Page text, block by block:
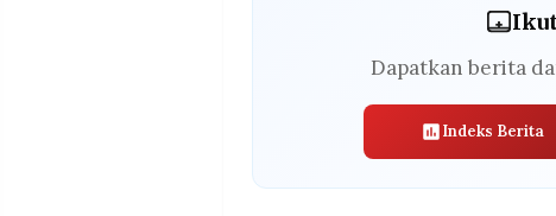
Dapatkan berita
Indeks Berita